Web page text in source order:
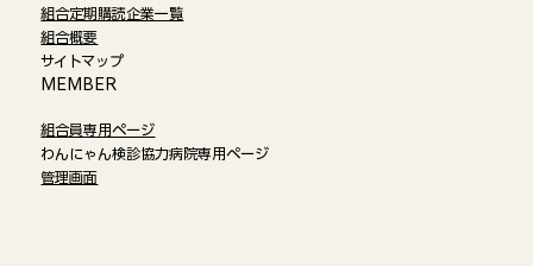
組合定期購読企業一覧
組合概要
サイトマップ
​MEMBER
組合員専用ページ
わんにゃん検診協力病院専用ページ
管理画面